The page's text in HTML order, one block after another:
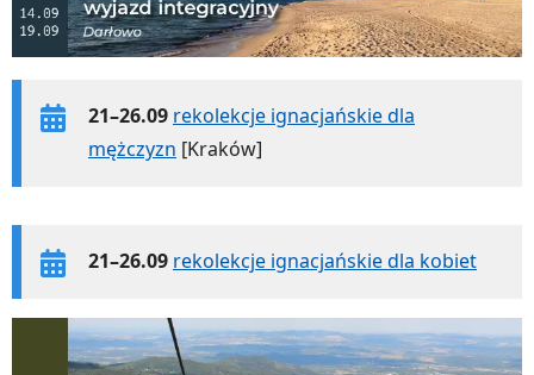
21–26.09 rekolekcje ignacjańskie dla
mężczyzn [Kraków]
21–26.09 rekolekcje ignacjańskie dla kobiet